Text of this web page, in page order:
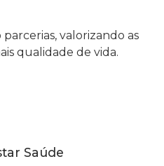
valorizando as
qualidade de vida.
Saúde